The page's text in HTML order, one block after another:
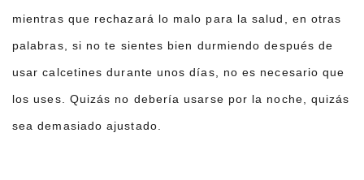
mientras que rechazará lo malo para la salud, en otras
palabras, si no te sientes bien durmiendo después de
usar calcetines durante unos días, no es necesario que
los uses. Quizás no debería usarse por la noche, quizás
sea demasiado ajustado.